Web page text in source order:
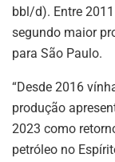
bbl/d). Entre
segundo maior
para São Paulo.
“Desde 2016
produção
2023 como
petróleo no